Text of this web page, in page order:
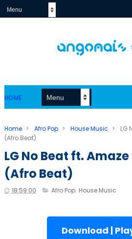
HOME
Home > Afro Pop > House Music >
LG
(Afro Beat)
LG No Beat ft.
(Afro Beat)
18:59:00 Afro Pop, House Music
Download |